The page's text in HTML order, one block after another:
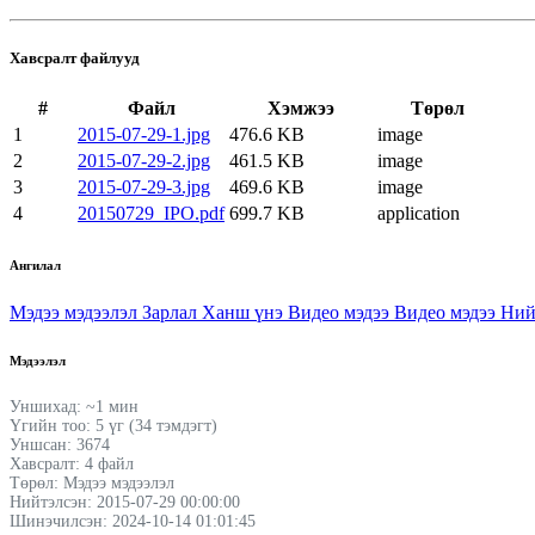
Хавсралт файлууд
# Файл Хэмжээ
Төрөл
1
2015-07-29-1.jpg 476.6 KB
image
2
2015-07-29-2.jpg 461.5 KB
image
3
2015-07-29-3.jpg 469.6 KB
image
4
20150729_IPO.pdf 699.7 KB application
Ангилал
Мэдээ мэдээлэл Зарлал Ханш үнэ Видео мэдээ Видео мэдээ
Мэдээлэл
Уншихад: ~1 мин
Үгийн тоо: 5 үг (34 тэмдэгт)
Уншсан: 3674
Хавсралт: 4 файл
Төрөл: Мэдээ мэдээлэл
Нийтэлсэн: 2015-07-29 00:00:00
Шинэчилсэн: 2024-10-14 01:01:45